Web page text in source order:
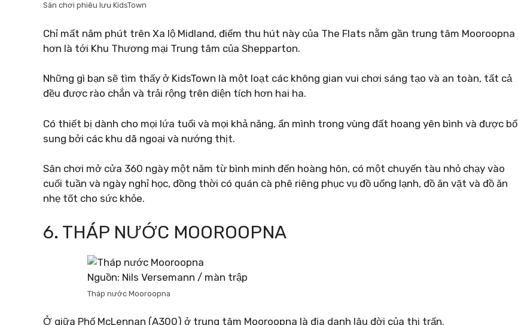
Sân chơi phiêu lưu KidsTown
Chỉ mất năm phút trên Xa lộ Midland, điểm thu hút này của The Flats nằm gần trung tâm Mooroopna
hơn là tới Khu Thương mại Trung tâm của Shepparton.
Những gì bạn sẽ tìm thấy ở KidsTown là một loạt các không gian vui chơi sáng tạo và an toàn, tất cả
đều được rào chắn và trải rộng trên diện tích hơn hai ha.
Có thiết bị dành cho mọi lứa tuổi và mọi khả năng, ẩn mình trong vùng đất hoang yên bình và được bổ
sung bởi các khu dã ngoại và nướng thịt.
Sân chơi mở cửa 360 ngày một năm từ bình minh đến hoàng hôn, có một chuyến tàu nhỏ chạy vào
cuối tuần và ngày nghỉ học, đồng thời có quán cà phê riêng phục vụ đồ uống lạnh, đồ ăn vặt và đồ ăn
nhẹ tốt cho sức khỏe.
6. THÁP NƯỚC MOOROOPNA
Nguồn: Nils Versemann / màn trập
Tháp nước Mooroopna
Ở giữa Phố McLennan (A300) ở trung tâm Mooroopna là địa danh lâu đời của thị trấn.